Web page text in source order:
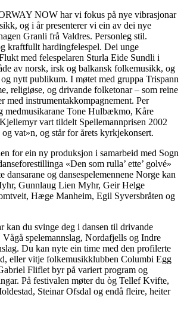
NOW har vi fokus på nye vibrasjonar
og i år presenterer vi ein av dei nye
Granli frå Valdres. Personleg stil.
kraftfullt hardingfelespel. Dei unge
med felespelaren Sturla Eide Sundli i
av norsk, irsk og balkansk folkemusikk, og
nytt publikum. I møtet med gruppa Trispann
religiøse, og drivande folketonar – som reine
med instrumentakkompagnement. Per
medmusikarane Tone Hulbækmo, Kåre
vart tildelt Spellemannprisen 2002
vat»n, og står for årets kyrkjekonsert.
for ein ny produksjon i samarbeid med Sogn
«Den som rulla’ ette’ golvé»
dansarane og dansespelemennene Norge kan
Gunnlaug Lien Myhr, Geir Helge
Hæge Manheim, Egil Syversbråten og
du svinge deg i dansen til drivande
Vågå spelemannslag, Nordafjells og Indre
Du kan nyte ein time med den profilerte
eller vitje folkemusikklubben Columbi Egg
Fliflet byr på variert program og
På festivalen møter du òg Tellef Kvifte,
Steinar Ofsdal og endå fleire, heiter